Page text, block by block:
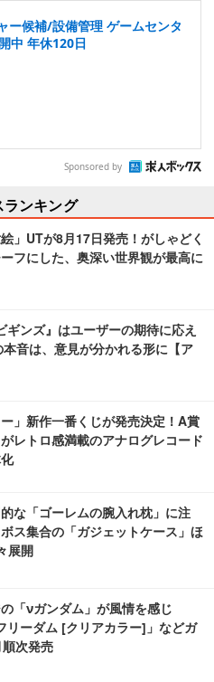
ー候補/設備管理 ゲームセンタ
中 年休120日
Sponsored by
ランキング
」UTが8月17日発売！がしゃどく
フにした、奥深い世界観が最高に
ギンズ』はユーザーの期待に応え
音は、意見が分かれる形に【ア
ー」新作一番くじが発売決定！A賞
レトロ感満載のアナログレコード
的な「ゴーレムの腕入れ枕」に注
ス集合の「ガジェットケース」ほ
展開
「νガンダム」が風情を感じ
リーダム [クリアカラー]」などガ
次発売